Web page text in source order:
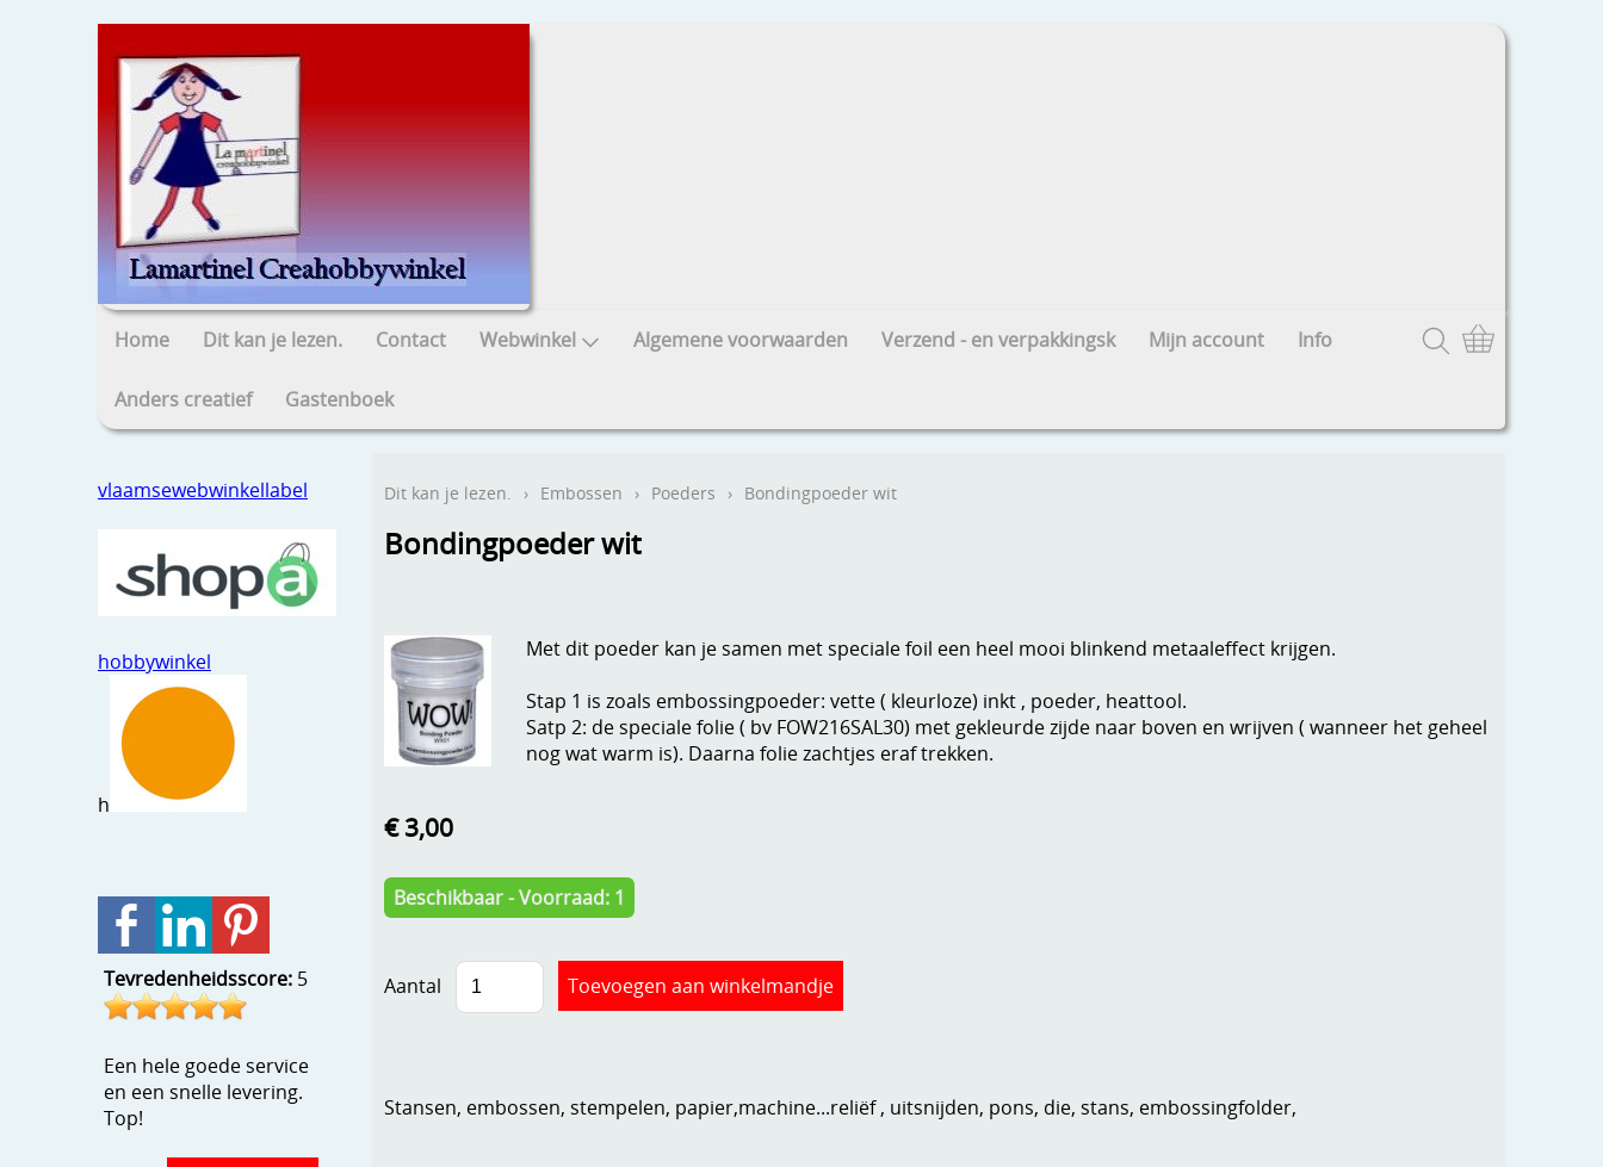
Home Dit kan je lezen. Contact Webwinkel Algemene voorwaarden Verzend - en verpakkingsk Mijn account Info
Anders creatief Gastenboek
vlaamsewebwinkellabel
hobbywinkel
h
Tevredenheidsscore: 5
Een hele goede service
en een snelle levering.
Top!
Dit kan je lezen. › Embossen › Poeders › Bondingpoeder wit
Bondingpoeder wit
Met dit poeder kan je samen met speciale foil een heel mooi blinkend metaaleffect krijgen.
Stap 1 is zoals embossingpoeder: vette ( kleurloze) inkt , poeder, heattool.
Satp 2: de speciale folie ( bv FOW216SAL30) met gekleurde zijde naar boven en wrijven ( wanneer het geheel
nog wat warm is). Daarna folie zachtjes eraf trekken.
€ 3,00
Beschikbaar - Voorraad: 1
Aantal
Stansen, embossen, stempelen, papier,machine...reliëf , uitsnijden, pons, die, stans, embossingfolder,